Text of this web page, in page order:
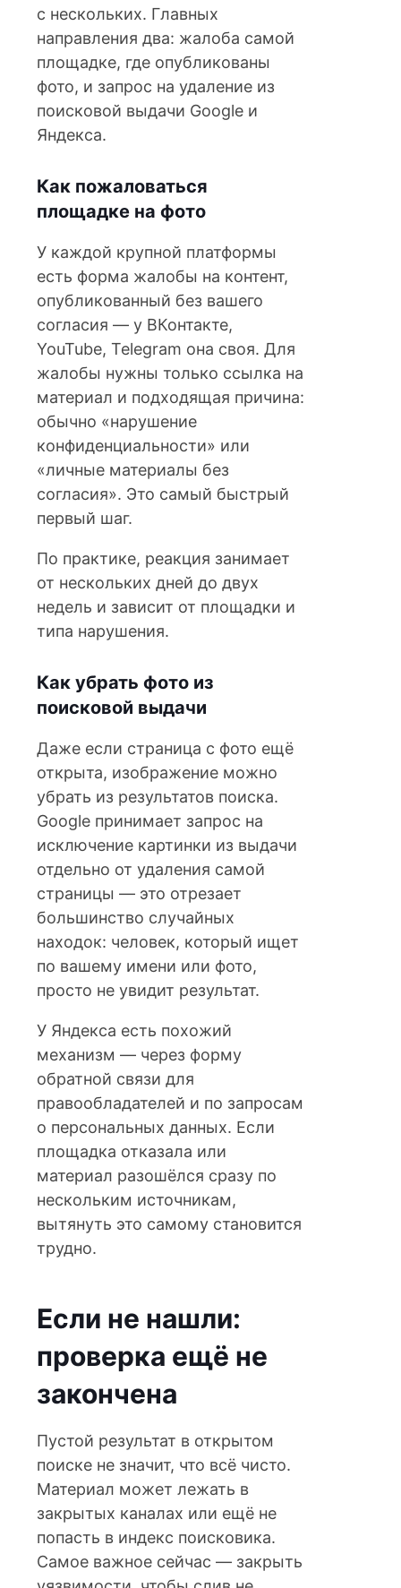
с нескольких. Главных
направления два: жалоба самой
площадке, где опубликованы
фото, и запрос на удаление из
поисковой выдачи Google и
Яндекса.
Как пожаловаться
площадке на фото
У каждой крупной платформы
есть форма жалобы на контент,
опубликованный без вашего
согласия — у ВКонтакте,
YouTube, Telegram она своя. Для
жалобы нужны только ссылка на
материал и подходящая причина:
обычно «нарушение
конфиденциальности» или
«личные материалы без
согласия». Это самый быстрый
первый шаг.
По практике, реакция занимает
от нескольких дней до двух
недель и зависит от площадки и
типа нарушения.
Как убрать фото из
поисковой выдачи
Даже если страница с фото ещё
открыта, изображение можно
убрать из результатов поиска.
Google принимает запрос на
исключение картинки из выдачи
отдельно от удаления самой
страницы — это отрезает
большинство случайных
находок: человек, который ищет
по вашему имени или фото,
просто не увидит результат.
У Яндекса есть похожий
механизм — через форму
обратной связи для
правообладателей и по запросам
о персональных данных. Если
площадка отказала или
материал разошёлся сразу по
нескольким источникам,
вытянуть это самому становится
трудно.
Если не нашли:
проверка ещё не
закончена
Пустой результат в открытом
поиске не значит, что всё чисто.
Материал может лежать в
закрытых каналах или ещё не
попасть в индекс поисковика.
Самое важное сейчас — закрыть